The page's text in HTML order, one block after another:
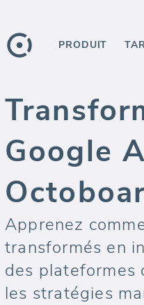
PRODUIT
Google
Apprenez
transformés en
des plateformes
les stratégies